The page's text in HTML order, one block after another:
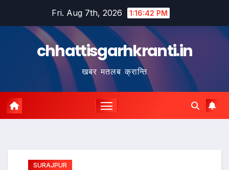
Fri. Aug 7th, 2026 1:16:43 PM
chhattisgarhkranti.in
खबर मतलब क्रान्ति
SURAJPUR